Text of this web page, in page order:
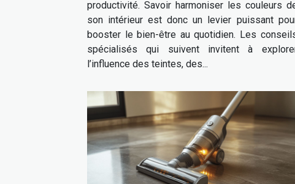
productivité. Savoir harmoniser les couleurs
son intérieur est donc un levier puissant
booster le bien-être au quotidien. Les
spécialisés qui suivent invitent à
l’influence des teintes, des...